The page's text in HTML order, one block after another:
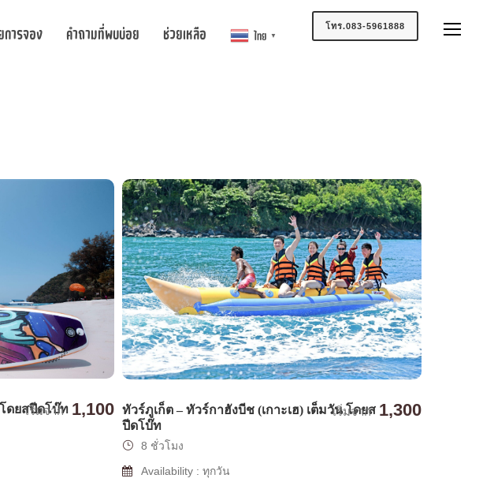
ารจอง คำถามที่พบบ่อย ช่วยเหลือ ไทย ▼
โทร.083-5961888
โดยสปีดโบ๊ท
เริ่มจาก 1,100 ทัวร์ภูเก็ต – ทัวร์กาฮังบีช (เกาะเฮ) เต็มวัน โดยส
ปีดโบ๊ท
เริ่มจาก 1,300
8 ชั่วโมง
Availability : ทุกวัน